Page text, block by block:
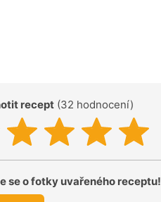
recept (32 hodnocení)
se o fotky uvařeného receptu!